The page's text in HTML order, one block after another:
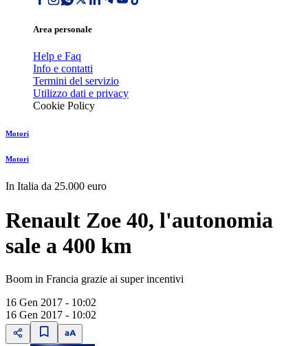
Area personale
Help e Faq
Info e contatti
Termini del servizio
Utilizzo dati e privacy
Cookie Policy
Motori
Motori
In Italia da 25.000 euro
Renault Zoe 40, l'autonomia
sale a 400 km
Boom in Francia grazie ai super incentivi
16 Gen 2017 - 10:02
16 Gen 2017 - 10:02